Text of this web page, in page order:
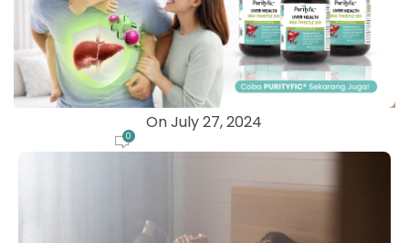
ARTIKEL
Paparan Cahaya Terang Baik untuk
Kesehatan Mental dan Tidur Lebih Nyenyak
Purityfic Administrator
On July 27, 2024
0